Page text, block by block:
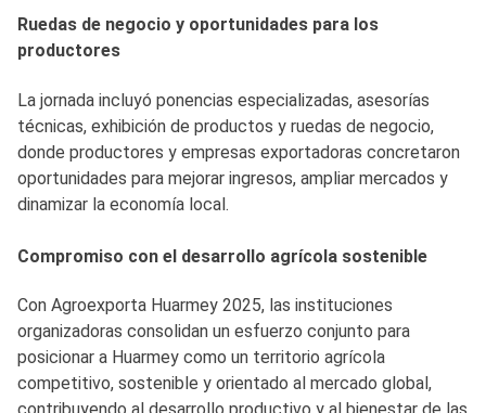
Ruedas de negocio y oportunidades para los
productores
La jornada incluyó ponencias especializadas, asesorías
técnicas, exhibición de productos y ruedas de negocio,
donde productores y empresas exportadoras concretaron
oportunidades para mejorar ingresos, ampliar mercados y
dinamizar la economía local.
Compromiso con el desarrollo agrícola sostenible
Con Agroexporta Huarmey 2025, las instituciones
organizadoras consolidan un esfuerzo conjunto para
posicionar a Huarmey como un territorio agrícola
competitivo, sostenible y orientado al mercado global,